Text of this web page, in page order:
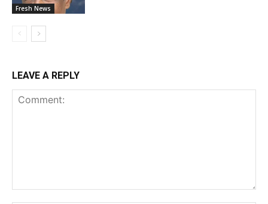
Fresh News
LEAVE A REPLY